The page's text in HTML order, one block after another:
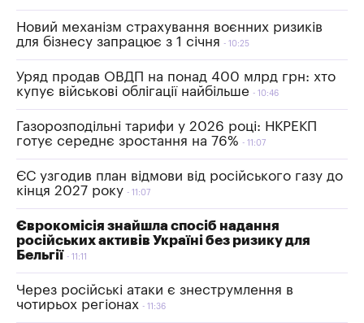
Новий механізм страхування воєнних ризиків
для бізнесу запрацює з 1 січня
10:25
Уряд продав ОВДП на понад 400 млрд грн: хто
купує військові облігації найбільше
10:46
Газорозподільні тарифи у 2026 році: НКРЕКП
готує середнє зростання на 76%
11:07
ЄС узгодив план відмови від російського газу до
кінця 2027 року
11:07
Єврокомісія знайшла спосіб надання
російських активів Україні без ризику для
Бельгії
11:11
Через російські атаки є знеструмлення в
чотирьох регіонах
11:36